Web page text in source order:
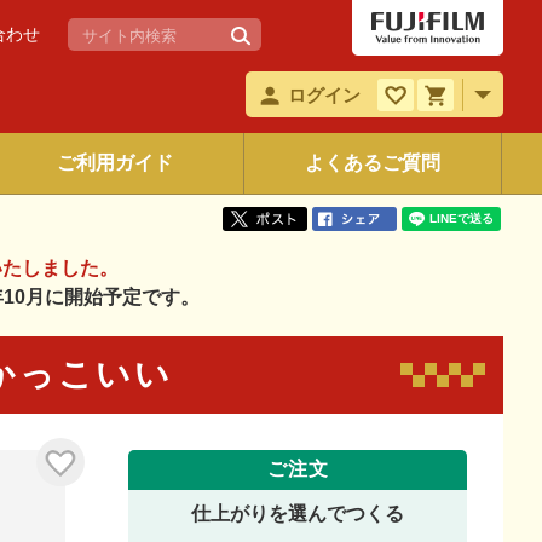
わせ
ログイン
ご利用ガイド よくあるご質問
しました。
月に開始予定です。
こいい
ご注文
仕上がりを選んでつくる